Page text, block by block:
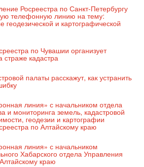
Росреестра по Санкт-Петербургу
телефонную линию на тему:
геодезической и картографической
по Чувашии организует
страже кадастра
палаты расскажут, как устранить
линия» с начальником отдела
и мониторинга земель, кадастровой
геодезии и картографии
по Алтайскому краю
линия» с начальником
Хабарского отдела Управления
краю